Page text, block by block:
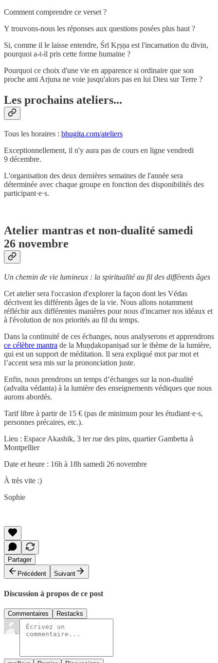
Comment comprendre ce verset ?
Y trouvons-nous les réponses aux questions posées plus haut ?
Si, comme il le laisse entendre, Śrī Kṛṣṇa est l'incarnation du divin,
pourquoi a-t-il pris cette forme humaine ?
Pourquoi ce choix d'une vie en apparence si ordinaire que son
proche ami Arjuna ne voie jusqu'alors pas en lui Dieu sur Terre ?
Les prochains ateliers...
Tous les horaires : bhugita.com/ateliers
Exceptionnellement, il n'y aura pas de cours en ligne vendredi
9 décembre.
L'organisation des deux dernières semaines de l'année sera
déterminée avec chaque groupe en fonction des disponibilités des
participant·e·s.
Atelier mantras et non-dualité samedi
26 novembre
Un chemin de vie lumineux : la spiritualité au fil des différents âges
Cet atelier sera l'occasion d'explorer la façon dont les Védas
décrivent les différents âges de la vie. Nous allons notamment
réfléchir aux différentes manières pour nous d'incarner nos idéaux et
à l'évolution de nos priorités au fil du temps.
Dans la continuité de ces échanges, nous analyserons et apprendrons
ce célèbre mantra de la Muṇḍakopaniṣad sur le thème de la lumière,
qui est un support de méditation. Il sera expliqué mot par mot et
l’accent sera mis sur la prononciation juste.
Enfin, nous prendrons un temps d’échanges sur la non-dualité
(advaïta védanta) à la lumière des enseignements védiques que nous
aurons abordés.
Tarif libre à partir de 15 € (pas de minimum pour les étudiant·e·s,
personnes précaires, etc.).
Lieu : Espace Akashik, 3 ter rue des pins, quartier Gambetta à
Montpellier
Date et heure : 16h à 18h samedi 26 novembre
À très vite :)
Sophie
Partager
Précédent
Suivant
Discussion à propos de ce post
Commentaires Restacks